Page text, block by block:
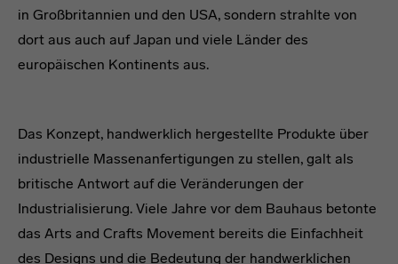
in Großbritannien und den USA, sondern strahlte von
dort aus auch auf Japan und viele Länder des
europäischen Kontinents aus.
headline
Das Konzept, handwerklich hergestellte Produkte über
industrielle Massenanfertigungen zu stellen, galt als
britische Antwort auf die Veränderungen der
Industrialisierung. Viele Jahre vor dem Bauhaus betonte
das Arts and Crafts Movement bereits die Einfachheit
des Designs und die Bedeutung der handwerklichen